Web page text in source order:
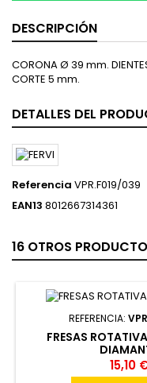
DESCRIPCIÓN
CORONA Ø 39 mm.
CORTE 5 mm.
DETALLES DEL
Referencia VPR.F019/039
EAN13 8012667314361
16 OTROS
REFERENCIA:
FRESAS
15,10